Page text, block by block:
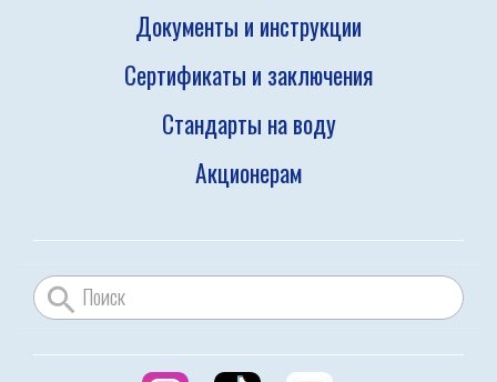
Документы и инструкции
Сертификаты и заключения
Стандарты на воду
Акционерам